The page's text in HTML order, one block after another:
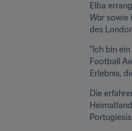
Elba
War sowie
des
"Ich bin
Football
Erlebnis,
Die